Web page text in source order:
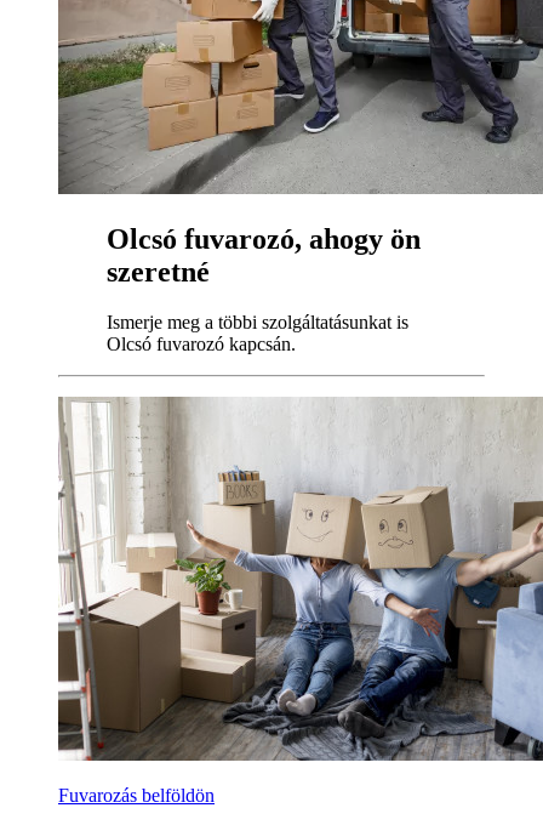
Olcsó fuvarozó, ahogy ön
szeretné
Ismerje meg a többi szolgáltatásunkat is
Olcsó fuvarozó kapcsán.
Fuvarozás belföldön